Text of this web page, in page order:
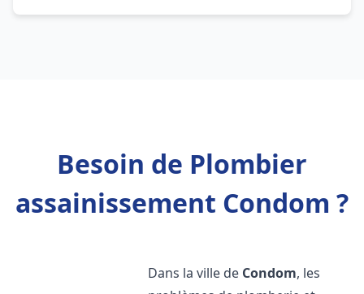
Besoin de Plombier
assainissement Condom ?
Dans la ville de Condom, les